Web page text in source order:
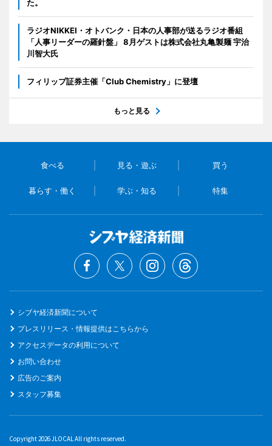
た。
ラジオNIKKEI・オトバンク・日本の人事部が送るラジオ番組
「人事リーダーの羅針盤」 8月ゲストは株式会社丸亀製麺 宇治
川智大氏
フィリップ証券主催「Club Chemistry」に登壇
もっと見る
食べる 見る・遊ぶ 買う
暮らす・働く 学ぶ・知る 特集
シブヤ経済新聞について
プレスリリース・情報提供はこちらから
アクセスデータの利用について
お問い合わせ
広告のご案内
スタッフ募集
Copyright 2026 JLOCAL All rights reserved.